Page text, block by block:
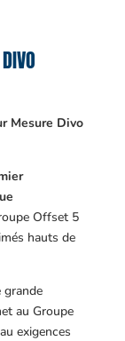
Mesure Divo
Offset 5
hauts de
grande
au Groupe
exigences